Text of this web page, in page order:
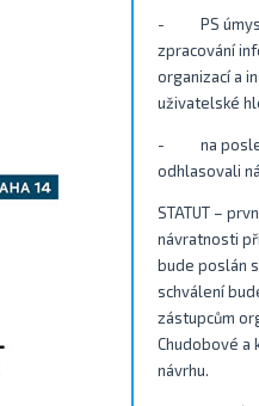
- PS
zpracování
organizací a
uživatelské
- na
odhlasovali
STATUT –
návratnosti
bude poslán
schválení
zástupcům
Chudobové a
návrhu.